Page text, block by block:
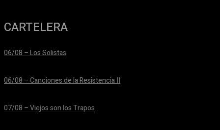
CARTELERA
06/08 – Los Solistas
06/08 – Canciones de la Resistencia II
07/08 – Viejos son los Trapos